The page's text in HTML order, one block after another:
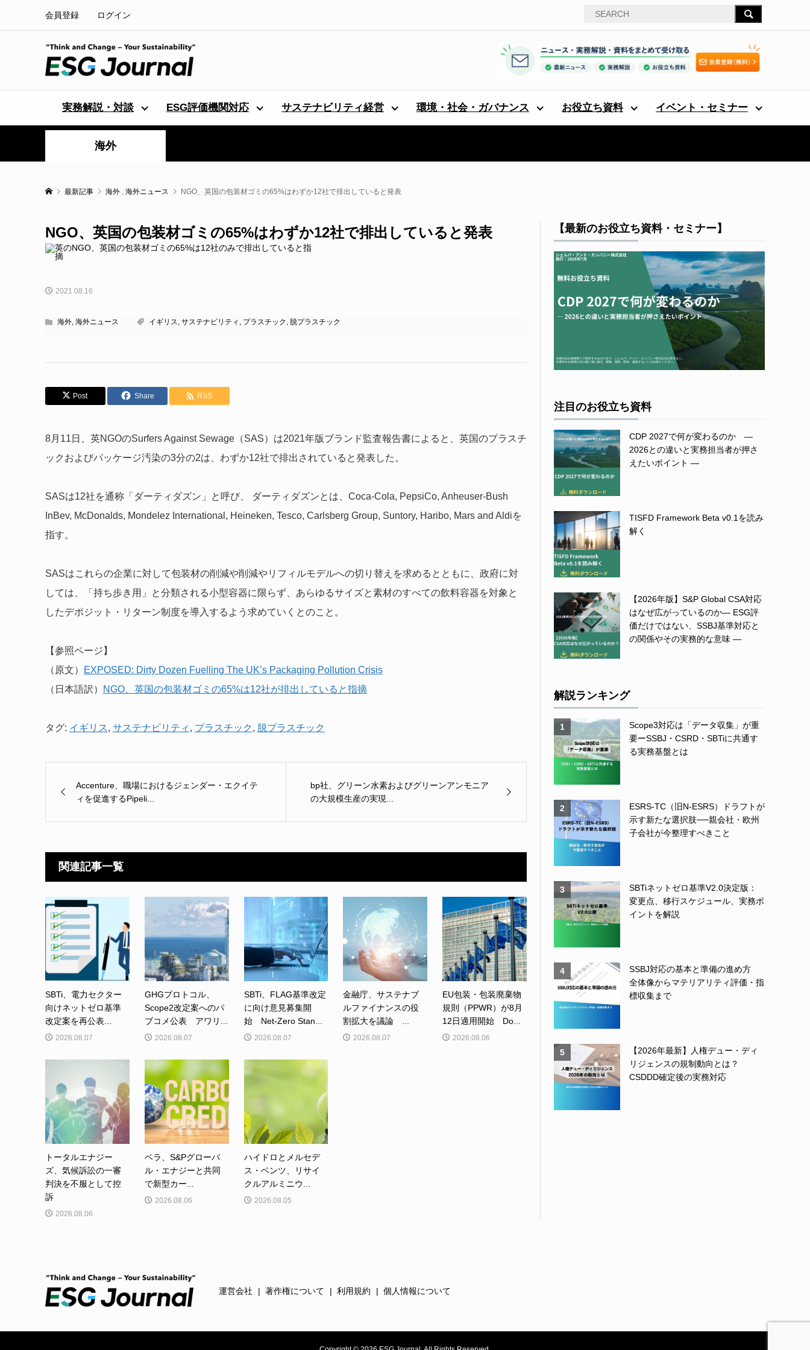
会員登録 ログイン
実務解説・対談 ESG評価機関対応 サステナビリティ経営 環境・社会・ガバナンス お役立ち資料 イベント・セミナー
海外
最新記事 海外 , 海外ニュース NGO、英国の包装材ゴミの65%はわずか12社で排出していると発表
NGO、英国の包装材ゴミの65%はわずか12社で排出していると発表
2021.08.16
海外, 海外ニュース イギリス, サステナビリティ , プラスチック , 脱プラスチック
Post Share RSS
8月11日、英NGOのSurfers Against Sewage（SAS）は2021年版ブランド監査報告書によると、英国のプラスチ
ックおよびパッケージ汚染の3分の2は、わずか12社で排出されていると発表した。
SASは12社を通称「ダーティダズン」と呼び、 ダーティダズンとは、Coca-Cola, PepsiCo, Anheuser-Bush
InBev, McDonalds, Mondelez International, Heineken, Tesco, Carlsberg Group, Suntory, Haribo, Mars and Aldiを
指す。
SASはこれらの企業に対して包装材の削減や削減やリフィルモデルへの切り替えを求めるとともに、政府に対
しては、「持ち歩き用」と分類される小型容器に限らず、あらゆるサイズと素材のすべての飲料容器を対象と
したデポジット・リターン制度を導入するよう求めていくとのこと。
【参照ページ】
（原文）
EXPOSED: Dirty Dozen Fuelling The UK’s Packaging Pollution Crisis
（日本語訳）
NGO、英国の包装材ゴミの65%は12社が排出していると指摘
タグ: イギリス, サステナビリティ , プラスチック , 脱プラスチック
Accenture、職場におけるジェンダー・エクイテ
ィを促進するPipeli...
bp社、グリーン水素およびグリーンアンモニア
の大規模生産の実現...
関連記事一覧
SBTi、電力セクター
向けネットゼロ基準
改定案を再公表...
2026.08.07
GHGプロトコル、
Scope2改定案へのパ
ブコメ公表 アワリ...
2026.08.07
SBTi、FLAG基準改定
に向け意見募集開
始 Net-Zero Stan...
2026.08.07
金融庁、サステナブ
ルファイナンスの役
割拡大を議論 ...
2026.08.07
EU包装・包装廃棄物
規則（PPWR）が8月
12日適用開始 Do...
2026.08.06
トータルエナジー
ズ、気候訴訟の一審
判決を不服として控
訴
2026.08.06
ベラ、S&Pグローバ
ル・エナジーと共同
で新型カー...
2026.08.06
ハイドロとメルセデ
ス・ベンツ、リサイ
クルアルミニウ...
2026.08.05
【最新のお役立ち資料・セミナー】
注目のお役立ち資料
CDP 2027で何が変わるのか ―
2026との違いと実務担当者が押さ
えたいポイント ―
TISFD Framework Beta v0.1を読み
解く
【2026年版】S&P Global CSA対応
はなぜ広がっているのか― ESG評
価だけではない、SSBJ基準対応と
の関係やその実務的な意味 ―
解説ランキング
1
Scope3対応は「データ収集」が重
要ーSSBJ・CSRD・SBTiに共通す
る実務基盤とは
2
ESRS-TC（旧N-ESRS）ドラフトが
示す新たな選択肢──親会社・欧州
子会社が今整理すべきこと
3
SBTiネットゼロ基準V2.0決定版：
変更点、移行スケジュール、実務ポ
イントを解説
4
SSBJ対応の基本と準備の進め方
全体像からマテリアリティ評価・指
標収集まで
5
【2026年最新】人権デュー・ディ
リジェンスの規制動向とは？
CSDDD確定後の実務対応
運営会社 著作権について 利用規約 個人情報について